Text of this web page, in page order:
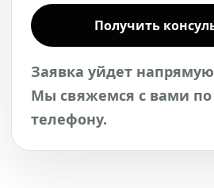
Получить
Заявка уйдет
Мы свяжемся с вами по
телефону.